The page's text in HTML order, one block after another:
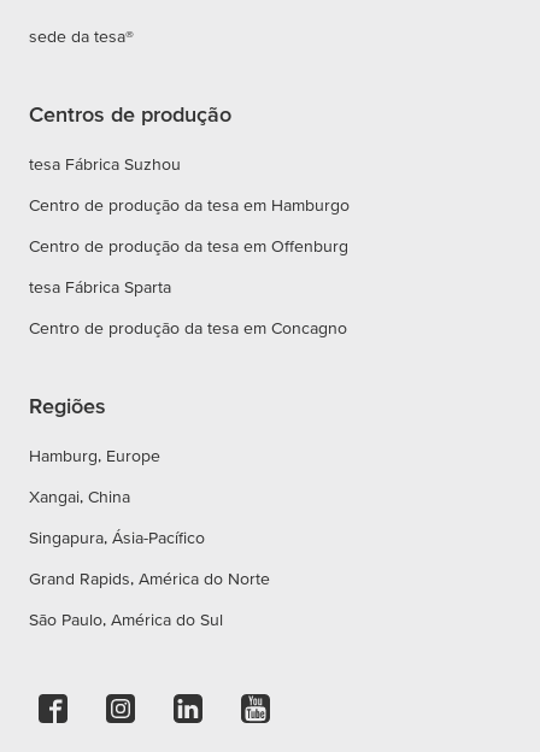
sede da tesa®
Centros de produção
tesa Fábrica Suzhou
Centro de produção da tesa em Hamburgo
Centro de produção da tesa em Offenburg
tesa Fábrica Sparta
Centro de produção da tesa em Concagno
Regiões
Hamburg, Europe
Xangai, China
Singapura, Ásia-Pacífico
Grand Rapids, América do Norte
São Paulo, América do Sul